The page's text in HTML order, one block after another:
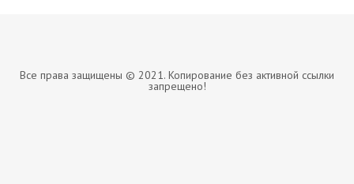
Все права защищены © 2021. Копирование без активной ссылки
запрещено!